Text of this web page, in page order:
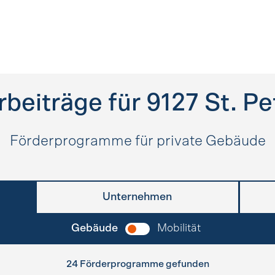
für 9127 St.
Förderprogramme für private Gebäude
Unternehmen
Gebäude Mobilität
24 Förderprogramme gefunden